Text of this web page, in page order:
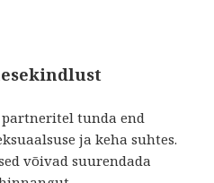
tunda end
ja keha suhtes.
võivad suurendada